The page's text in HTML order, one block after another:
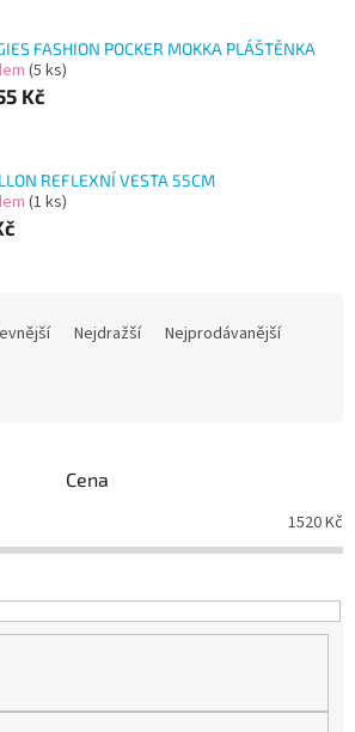
FASHION POCKER MOKKA PLÁŠTĚNKA
(5 ks)
Kč
REFLEXNÍ VESTA 55CM
(1 ks)
Nejdražší
Nejprodávanější
Cena
1520Kč